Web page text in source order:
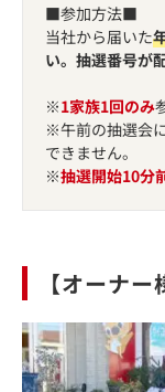
■参加方法■
当社から届いた
い。抽選番号が
※1家族1回のみ
※午前の抽選会
できません。
※抽選開始10分
【オーナ